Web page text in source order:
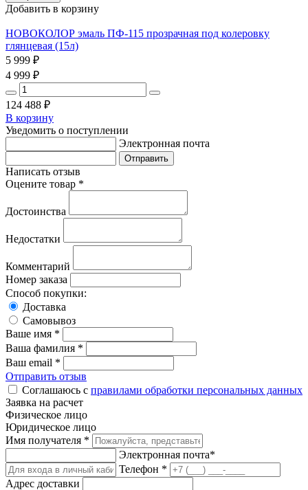
Добавить в корзину
НОВОКОЛОР эмаль ПФ-115 прозрачная под колеровку
глянцевая (15л)
5 999 ₽
4 999 ₽
124 488 ₽
В корзину
Уведомить о поступлении
Электронная почта
Написать отзыв
Оцените товар *
Достоинства
Недостатки
Комментарий
Номер заказа
Способ покупки:
Доставка
Самовывоз
Ваше имя *
Ваша фамилия *
Ваш email *
Отправить отзыв
Соглашаюсь с правилами обработки персональных данных
Заявка на расчет
Физическое лицо
Юридическое лицо
Имя получателя *
Электронная почта*
Телефон *
Адрес доставки